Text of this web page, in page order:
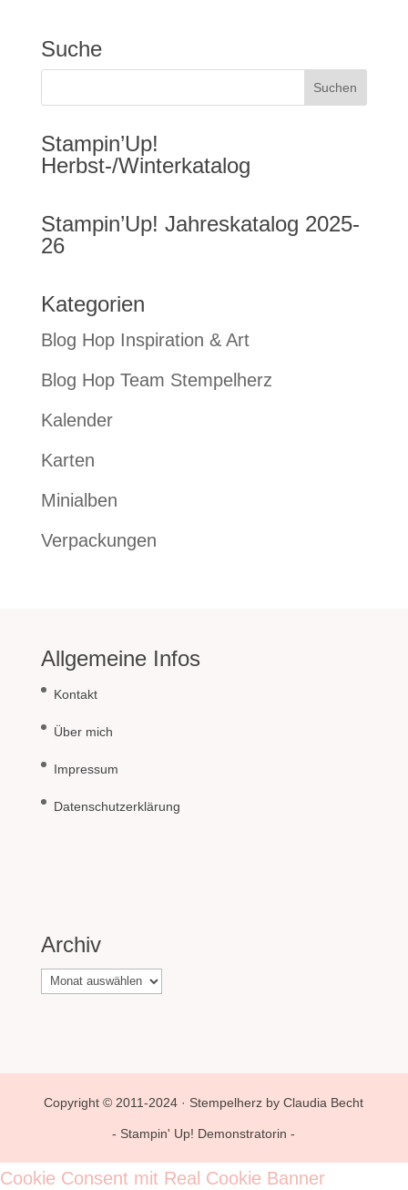
Suche
Stampin’Up!
Herbst-/Winterkatalog
Stampin’Up! Jahreskatalog 2025-
26
Kategorien
Blog Hop Inspiration & Art
Blog Hop Team Stempelherz
Kalender
Karten
Minialben
Verpackungen
Allgemeine Infos
Kontakt
Über mich
Impressum
Datenschutzerklärung
Archiv
Archiv
Copyright © 2011-2024 · Stempelherz by Claudia Becht
- Stampin' Up! Demonstratorin -
Cookie Consent mit Real Cookie Banner